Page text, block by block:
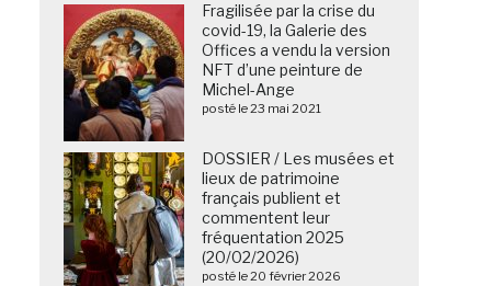
Fragilisée par la crise du
covid-19, la Galerie des
Offices a vendu la version
NFT d’une peinture de
Michel-Ange
posté le 23 mai 2021
DOSSIER / Les musées et
lieux de patrimoine
français publient et
commentent leur
fréquentation 2025
(20/02/2026)
posté le 20 février 2026